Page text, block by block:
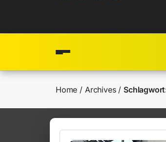
Home Archives